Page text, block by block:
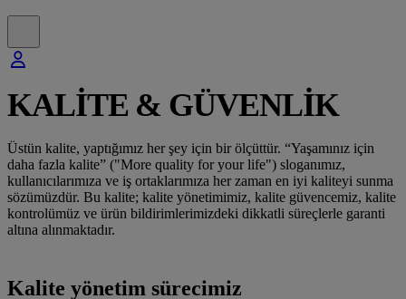
KALİTE & GÜVENLİK
Üstün kalite, yaptığımız her şey için bir ölçüttür. “Yaşamınız için
daha fazla kalite” ("More quality for your life") sloganımız,
kullanıcılarımıza ve iş ortaklarımıza her zaman en iyi kaliteyi sunma
sözümüzdür. Bu kalite; kalite yönetimimiz, kalite güvencemiz, kalite
kontrolümüz ve ürün bildirimlerimizdeki dikkatli süreçlerle garanti
altına alınmaktadır.
Kalite yönetim sürecimiz